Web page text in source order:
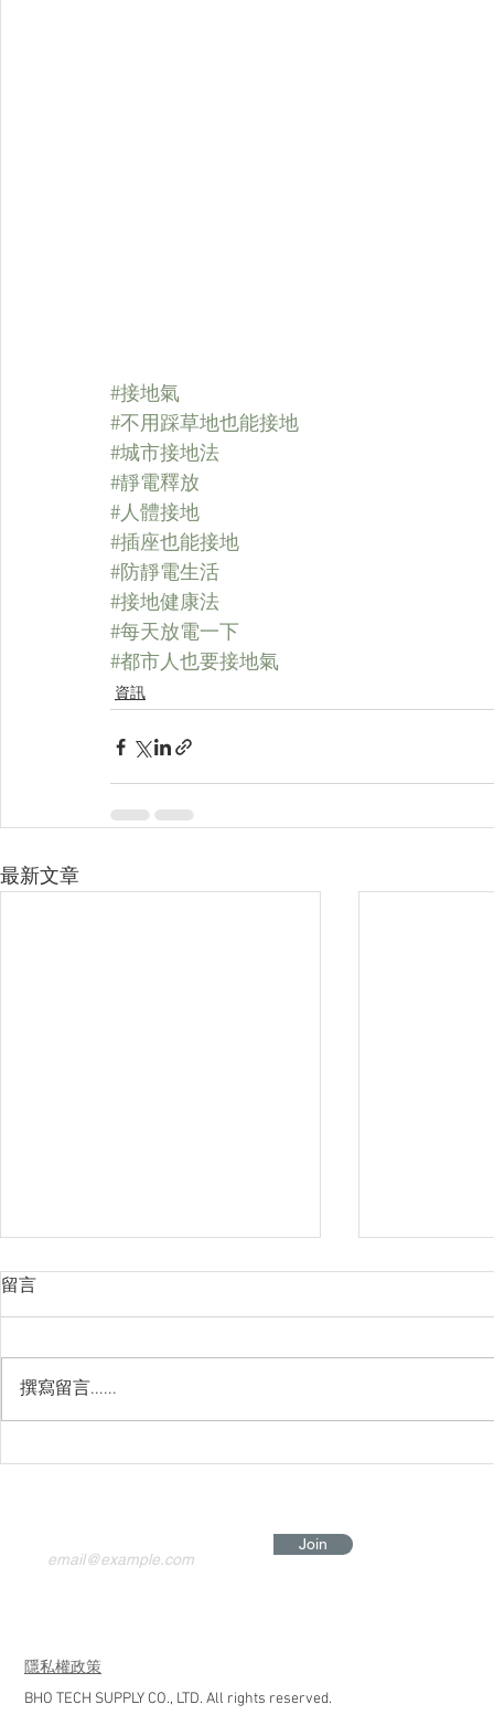
#接地氣
#不用踩草地也能接地
#城市接地法
#靜電釋放
#人體接地
#插座也能接地
#防靜電生活
#接地健康法
#每天放電一下
#都市人也要接地氣
資訊
最新文章
留言
撰寫留言......
Join
​隱私權政策
BHO TECH SUPPLY CO., LTD. All rights reserved.